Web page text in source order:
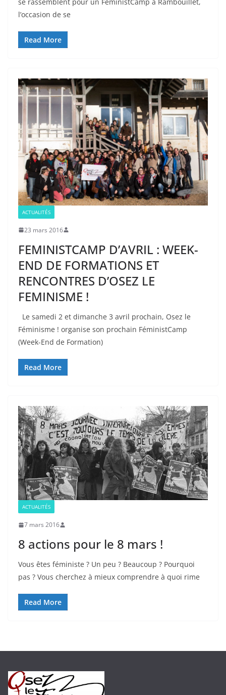
l’occasion de se
Read More
ACTUALITÉS
23 mars 2016
FEMINISTCAMP D’AVRIL : WEEK-
END DE FORMATIONS ET
RENCONTRES D’OSEZ LE
FEMINISME !
Le samedi 2 et dimanche 3 avril prochain, Osez le
Féminisme ! organise son prochain FéministCamp
(Week-End de Formation)
Read More
ACTUALITÉS
7 mars 2016
8 actions pour le 8 mars !
Vous êtes féministe ? Un peu ? Beaucoup ? Pourquoi
pas ? Vous cherchez à mieux comprendre à quoi rime
Read More